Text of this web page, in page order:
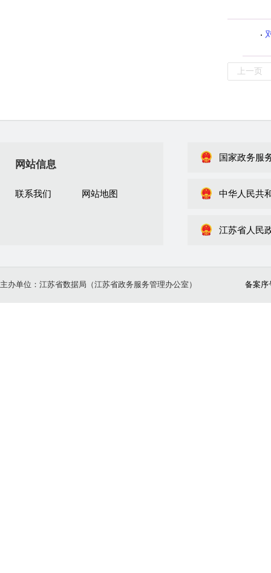
上一页
网站信息
联系我们 网站地图
国家政务服
中华人民共
江苏省人民
主办单位：江苏省数据局（江苏省政务服务管理办公室） 备案序